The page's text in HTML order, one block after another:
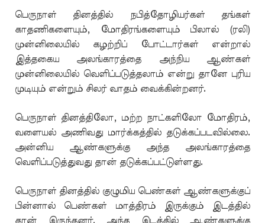
பெருநாள் தினத்தில் நபித்தோழியர்கள் தங்கள்
காதணிகளையும், மோதிரங்களையும் பிலால் (ரலி)
முன்னிலையில் கழற்றிப் போட்டார்கள் என்றால்
இத்தகைய அலங்காரத்தை அந்நிய ஆண்கள்
முன்னிலையில் வெளிப்படுத்தலாம் என்று தானே புரிய
முடியும் என்றும் சிலர் வாதம் வைக்கின்றனர்.
பெருநாள் தினத்திலோ, மற்ற நாட்களிலோ மோதிரம்,
வளையல் அணிவது மார்க்கத்தில் தடுக்கப்படவில்லை.
அன்னிய ஆண்களுக்கு அந்த அலங்காரத்தை
வெளிப்படுத்துவது தான் தடுக்கப்பட்டுள்ளது.
பெருநாள் தினத்தில் குழுமிய பெண்கள் ஆண்களுக்குப்
பின்னால் பெண்கள் மாத்திரம் இருக்கும் இடத்தில்
தான் இருந்தனர். அந்த இடத்தில் ஆண்களுக்கு